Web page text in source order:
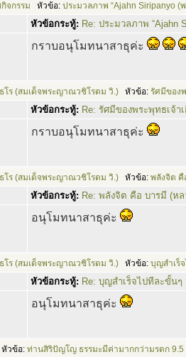
จกรรม หัวข้อ: ประมวลภาพ “Ajahn Siripanyo (
หัวข้อกระทู้: Re: ประมวลภาพ “Ajahn
กราบอนุโมทนาสาธุค่ะ
โร (สมเด็จพระญาณวชิโรดม วิ.) หัวข้อ: รัศมีของ
หัวข้อกระทู้: Re: รัศมีของพระพุทธเจ้า
กราบอนุโมทนาสาธุค่ะ
โร (สมเด็จพระญาณวชิโรดม วิ.) หัวข้อ: พลังจิต คื
หัวข้อกระทู้: Re: พลังจิต คือ บารมี (ห
อนุโมทนาสาธุค่ะ
โร (สมเด็จพระญาณวชิโรดม วิ.) หัวข้อ: บุญสำเร็
หัวข้อกระทู้: Re: บุญสำเร็จไปทีละขั้น
อนุโมทนาสาธุค่ะ
หัวข้อ: ท่านสิริปัญโญ ธรรมะมีค่ามากกว่ามรดก